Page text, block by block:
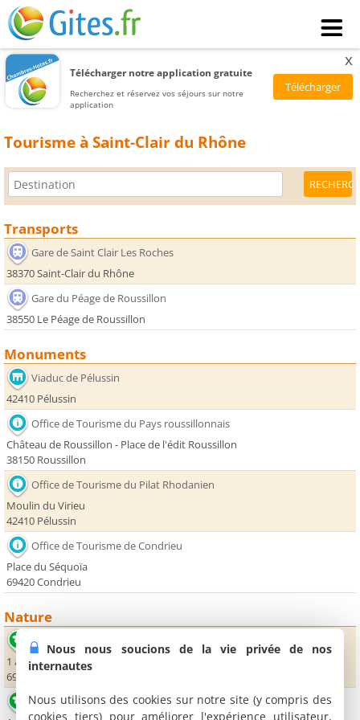
Télécharger notre application gratuite
Recherchez et réservez vos séjours sur notre
application
x
Tourisme à Saint-Clair du Rhône
Transports
Gare de Saint Clair Les Roches
38370 Saint-Clair du Rhône
Gare du Péage de Roussillon
38550 Le Péage de Roussillon
Monuments
Viaduc de Pélussin
42410 Pélussin
Office de Tourisme du Pays roussillonnais
Château de Roussillon - Place de l'édit Roussillon
38150 Roussillon
Office de Tourisme du Pilat Rhodanien
Moulin du Virieu
42410 Pélussin
Office de Tourisme de Condrieu
Place du Séquoïa
69420 Condrieu
Nature
Base Nautique de Condrieu - Les Roches
1 allée de la Presqu'île
69420 Condrieu
Espace Eaux Vives du Pilat Rhodanien
Nous nous soucions de la vie privée de nos
internautes
Nous utilisons des cookies sur notre site (y compris des
cookies tiers) pour améliorer l'expérience utilisateur,